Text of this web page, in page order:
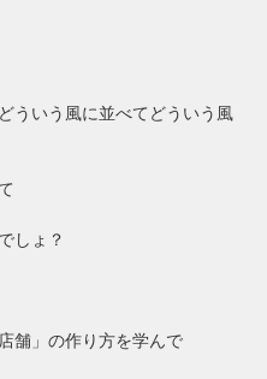
ういう風に並べてどういう風
しょ？
舗」の作り方を学んで